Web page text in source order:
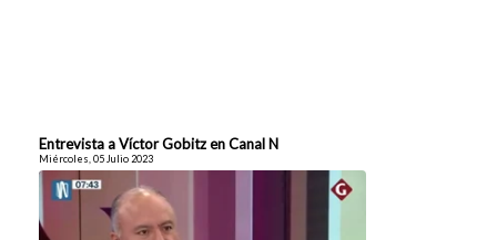
Entrevista a Víctor Gobitz en Canal N
Miércoles, 05 Julio 2023